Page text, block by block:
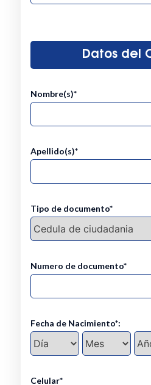
Datos del
Nombre(s)*
Apellido(s)*
Tipo de documento*
Numero de documento*
Fecha de Nacimiento*:
Celular*